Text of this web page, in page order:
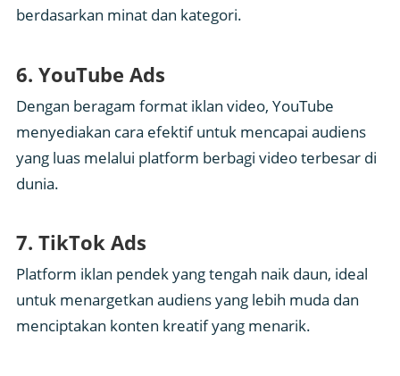
berdasarkan minat dan kategori.
6. YouTube Ads
Dengan beragam format iklan video, YouTube
menyediakan cara efektif untuk mencapai audiens
yang luas melalui platform berbagi video terbesar di
dunia.
7. TikTok Ads
Platform iklan pendek yang tengah naik daun, ideal
untuk menargetkan audiens yang lebih muda dan
menciptakan konten kreatif yang menarik.